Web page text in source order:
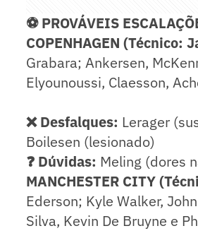
⚽ PROVÁVEIS
COPENHAGEN (Técnico:
Grabara; Ankersen,
Elyounoussi, Claesson,
❌ Desfalques: Lerager
Boilesen (lesionado)
❓ Dúvidas: Meling (dores
MANCHESTER CITY
Ederson; Kyle Walker,
Silva, Kevin De Bruyne e